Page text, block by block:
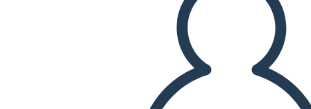
LIRE LE DIAPORAMA
LIS-MOI